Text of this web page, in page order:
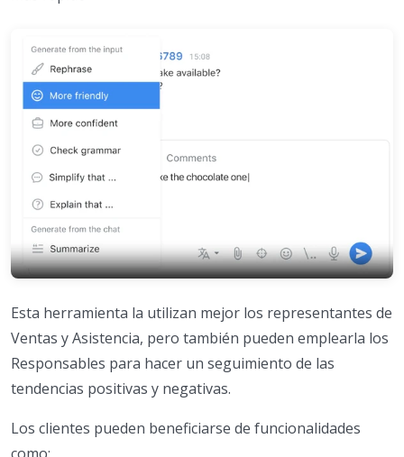
Esta herramienta la utilizan mejor los representantes de
Ventas y Asistencia, pero también pueden emplearla los
Responsables para hacer un seguimiento de las
tendencias positivas y negativas.
Los clientes pueden beneficiarse de funcionalidades
como: